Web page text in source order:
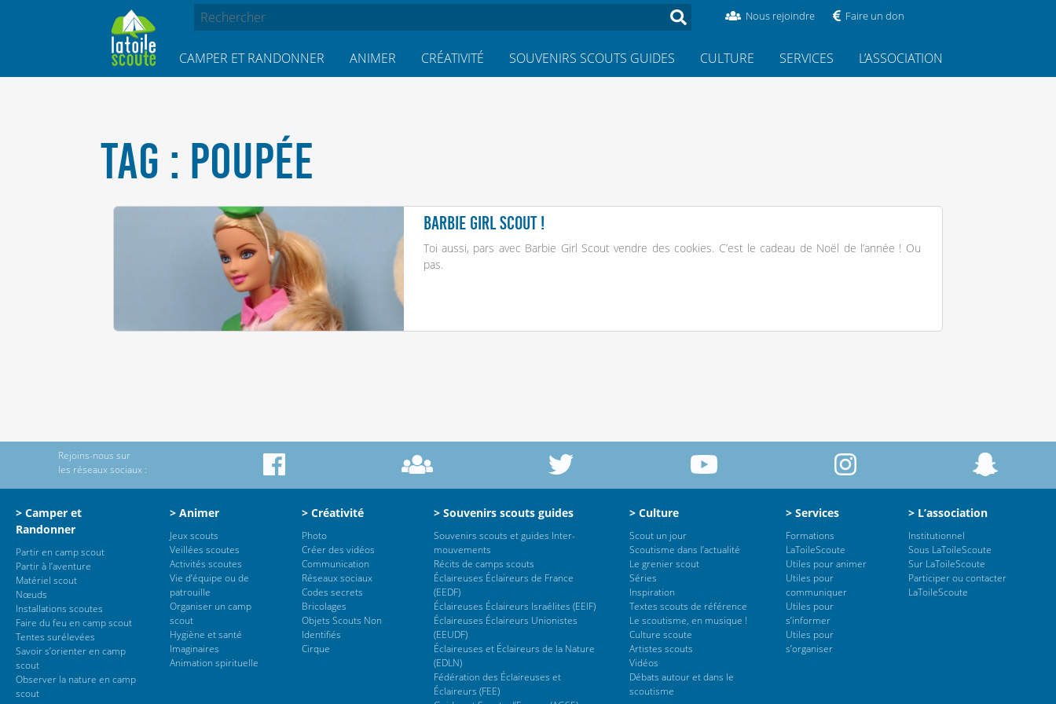
Nous rejoindre Faire un don
CAMPER ET RANDONNER ANIMER CRÉATIVITÉ SOUVENIRS SCOUTS GUIDES CULTURE SERVICES L’ASSOCIATION
TAG : POUPÉE
Barbie Girl Scout !
Toi aussi, pars avec Barbie Girl Scout vendre des cookies. C’est le cadeau de Noël de l’année ! Ou
pas.
Rejoins-nous sur
les réseaux sociaux :
> Camper et
Randonner
Partir en camp scout
Partir à l’aventure
Matériel scout
Nœuds
Installations scoutes
Faire du feu en camp scout
Tentes surélevées
Savoir s’orienter en camp
scout
Observer la nature en camp
scout
> Animer
Jeux scouts
Veillées scoutes
Activités scoutes
Vie d’équipe ou de
patrouille
Organiser un camp
scout
Hygiène et santé
Imaginaires
Animation spirituelle
> Créativité
Photo
Créer des vidéos
Communication
Réseaux sociaux
Codes secrets
Bricolages
Objets Scouts Non
Identifiés
Cirque
> Souvenirs scouts guides
Souvenirs scouts et guides Inter-
mouvements
Récits de camps scouts
Éclaireuses Éclaireurs de France
(EEDF)
Éclaireuses Éclaireurs Israélites (EEIF)
Éclaireuses Éclaireurs Unionistes
(EEUDF)
Éclaireuses et Éclaireurs de la Nature
(EDLN)
Fédération des Éclaireuses et
Éclaireurs (FEE)
> Culture
Scout un jour
Scoutisme dans l’actualité
Le grenier scout
Séries
Inspiration
Textes scouts de référence
Le scoutisme, en musique !
Culture scoute
Artistes scouts
Vidéos
Débats autour et dans le
scoutisme
> Services
Formations
LaToileScoute
Utiles pour animer
Utiles pour
communiquer
Utiles pour
s’informer
Utiles pour
s’organiser
> L’association
Institutionnel
Sous LaToileScoute
Sur LaToileScoute
Participer ou contacter
LaToileScoute